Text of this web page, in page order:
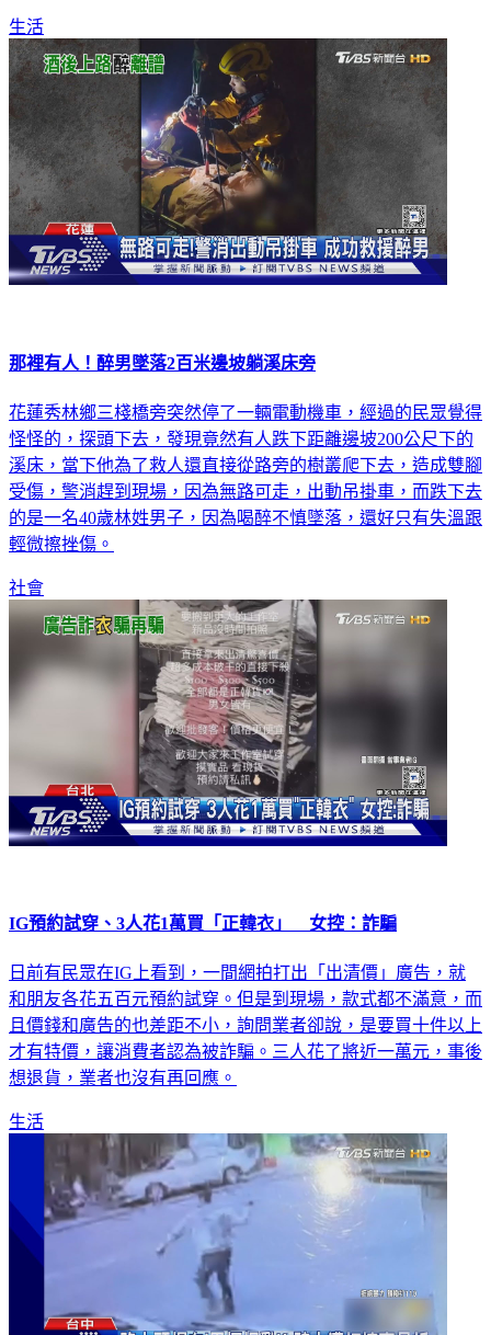
生活
那裡有人！醉男墜落2百米邊坡躺溪床旁
花蓮秀林鄉三棧橋旁突然停了一輛電動機車，經過的民眾覺得
怪怪的，探頭下去，發現竟然有人跌下距離邊坡200公尺下的
溪床，當下他為了救人還直接從路旁的樹叢爬下去，造成雙腳
受傷，警消趕到現場，因為無路可走，出動吊掛車，而跌下去
的是一名40歲林姓男子，因為喝醉不慎墜落，還好只有失溫跟
輕微擦挫傷。
社會
IG預約試穿、3人花1萬買「正韓衣」 女控：詐騙
日前有民眾在IG上看到，一間網拍打出「出清價」廣告，就
和朋友各花五百元預約試穿。但是到現場，款式都不滿意，而
且價錢和廣告的也差距不小，詢問業者卻說，是要買十件以上
才有特價，讓消費者認為被詐騙。三人花了將近一萬元，事後
想退貨，業者也沒有再回應。
生活